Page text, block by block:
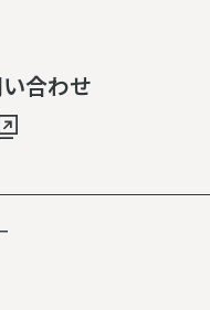
合わせ